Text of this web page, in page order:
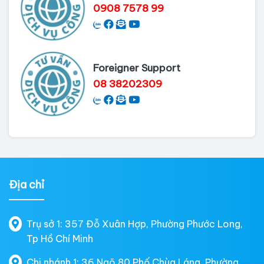
0908 7578 99
Foreigner Support
08 38202309
Địa chỉ
Trụ sở 1: 357 Đỗ Xuân Hợp, Phường Phước Long,
Tp Hồ Chí Minh